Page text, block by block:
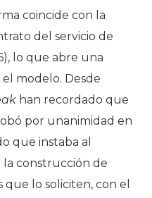
coincide con la
del servicio de
lo que abre una
modelo. Desde
han recordado que
por unanimidad en
que instaba al
la construcción de
lo soliciten, con el